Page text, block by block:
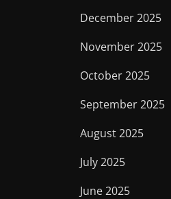
December 2025
November 2025
October 2025
September 2025
August 2025
July 2025
June 2025